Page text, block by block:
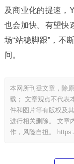
及商业化的提速，
也会加快。有望快
场“站稳脚跟”，不
间。
本网所刊登文章，除
载； 文章观点不代表
件和图片等有版权及
进行相关删除。 文章
作，风险自担。